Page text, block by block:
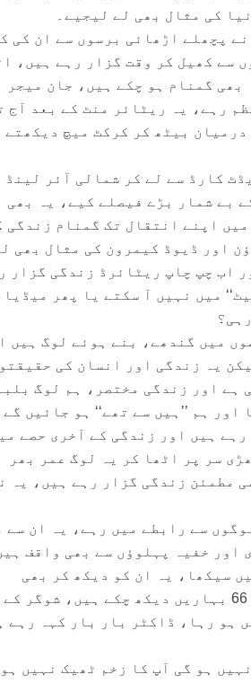
کی مثال بھی لے لیجیے۔
آپ نے پچھلے اڑھائی برسوں سے ان کی
سے کھیل کر وقت گزار رہے ہیں،
بھی گمنام ہو چکے ہیں، جان میجر
کے وزیراعظم رہے، یہ ریٹائر منٹ کے بعد آج
بیٹھ کر کرکٹ میچ دیکھتے
کارڈ سے لے کر شمالی آئر لینڈ
بے شمار بڑے فیصلے کیے، یہ بھی
1990ء میں ریٹائر ہوئیں اور اپریل 2013ء میں اپنے انتقال تک گمنام
اور ڈیوڈ کیمرون کی مثال بھی
اب چپ چاپ ریٹائرڈ زندگی گزار
میں نہیں آ سکتے یا پھر
میں گندھے، بنے ہوئے لوگ ہیں
یہ زندگی اور انسان کی
ہے اور زندگی مختصر، ہم لوگ
ہم ’’ہیں سے تھے‘‘ ہو جائیں گے
ہیں اور زندگی کے آخری حصے
سر پر اٹھا کر یہ لوگ عمر بھر
مطمئن زندگی گزار رہے ہیں، یہ
سے رابطے میں رہے، یہ ان سے
اور خفیہ پہلوؤں سے بھی واقف
سیکھا، یہ ان کو دیکھ کر بھی
’’ریٹائر منٹ پلان‘‘ نہیں بنا رہے، یہ عمر عزیز کی 66 بہاریں دیکھ چکے ہیں،
ہو رہا، ڈاکٹر بار بار کہہ رہے
ہو گی آپ کا زخم ٹھیک نہیں ہو